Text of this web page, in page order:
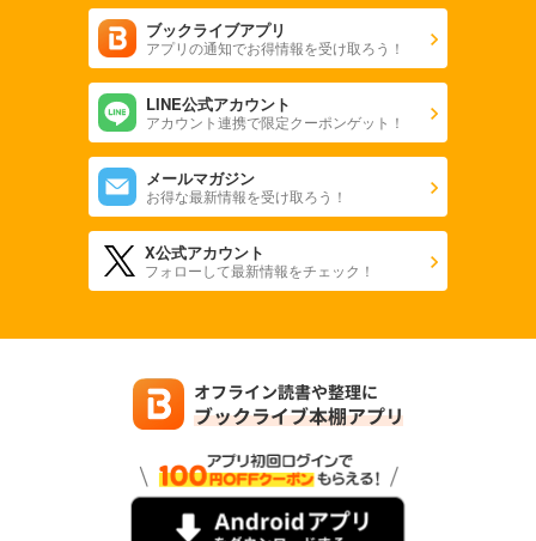
ブックライブアプリ
アプリの通知でお得情報を受け取ろう！
LINE公式アカウント
アカウント連携で限定クーポンゲット！
メールマガジン
お得な最新情報を受け取ろう！
X公式アカウント
フォローして最新情報をチェック！